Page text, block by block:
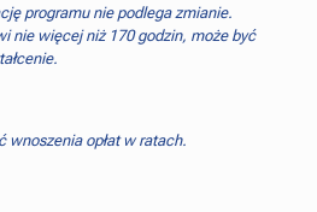
programu nie podlega zmianie.
nie więcej niż 170 godzin, może być
wnoszenia opłat w ratach.